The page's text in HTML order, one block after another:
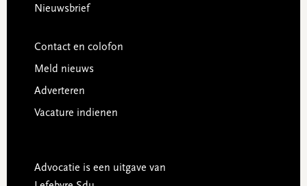
Nieuwsbrief
Contact en colofon
Meld nieuws
Adverteren
Vacature indienen
Advocatie is een uitgave van